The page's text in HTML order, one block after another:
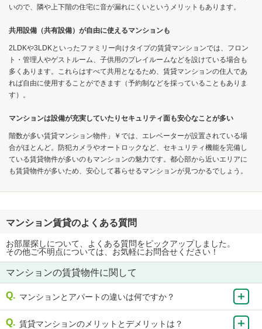
いので、隣や上下階の住宅に音が漏れにくいというメリットもあります。
共用設備（共有設備）が自由に使えるマンションも
2LDKや3LDKといったファミリー向けタイプの賃貸マンションでは、フロン
ト・管理人やゲストルーム、子供用のプレイルームなどを設けている場合も
多くあります。これらはすべて共用となるため、賃貸マンションの住人であ
れば自由に使用することができます（予約制などを採っていることもありま
す）。
マンションは設備が充実していたりセキュリティ面も安心なことが多い
階数が多い賃貸マンション物件」￥では、エレベーターが設置されている場
合がほとんど。防犯カメラやオートロックなど、セキュリティ機能を完備し
ている賃貸物件が多いのもマンションの魅力です。都心部から近いエリアに
も賃貸物件が多いため、安心して暮らせるマンションが見つかるでしょう。
マンション賃貸のよくある質問
お部屋探しについて、よくある質問をピックアップしました。
その他ご不明点については、お気軽にお問合せください！
マンションの賃貸物件に関して
マンションとアパートの違いは何ですか？
賃貸マンションのメリットとデメリットは？